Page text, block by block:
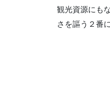
観光資源にも
さを謳う２番